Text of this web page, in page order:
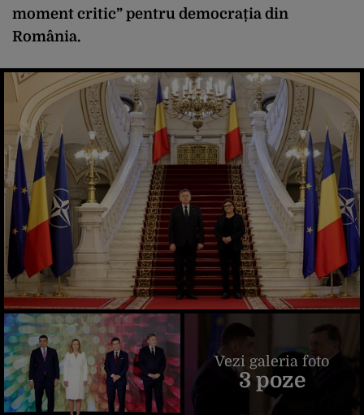
moment critic” pentru democrația din
România.
Vezi galeria foto
3 poze